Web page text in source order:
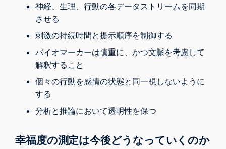
神経、生理、行動の各データストリームを同期
させる
刺激の持続時間と提示順序を制御する
バイオマーカーは慎重に、かつ文脈を考慮して
解釈すること
個々の行動を感情の状態と同一視しないように
する
分析と推論において透明性を保つ
幸福度の測定は今後どうなっていくのか